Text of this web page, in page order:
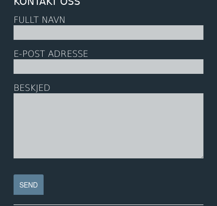
FULLT NAVN
E-POST ADRESSE
BESKJED